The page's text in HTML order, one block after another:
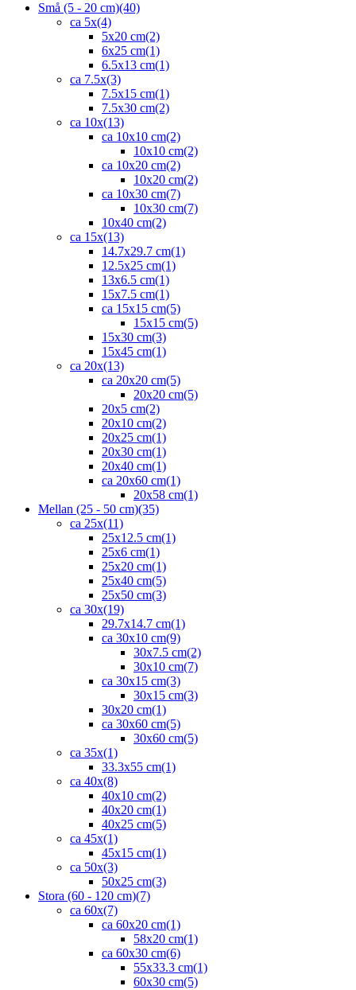
Små (5 - 20 cm)(40)
ca 5x(4)
5x20 cm(2)
6x25 cm(1)
6.5x13 cm(1)
ca 7.5x(3)
7.5x15 cm(1)
7.5x30 cm(2)
ca 10x(13)
ca 10x10 cm(2)
10x10 cm(2)
ca 10x20 cm(2)
10x20 cm(2)
ca 10x30 cm(7)
10x30 cm(7)
10x40 cm(2)
ca 15x(13)
14.7x29.7 cm(1)
12.5x25 cm(1)
13x6.5 cm(1)
15x7.5 cm(1)
ca 15x15 cm(5)
15x15 cm(5)
15x30 cm(3)
15x45 cm(1)
ca 20x(13)
ca 20x20 cm(5)
20x20 cm(5)
20x5 cm(2)
20x10 cm(2)
20x25 cm(1)
20x30 cm(1)
20x40 cm(1)
ca 20x60 cm(1)
20x58 cm(1)
Mellan (25 - 50 cm)(35)
ca 25x(11)
25x12.5 cm(1)
25x6 cm(1)
25x20 cm(1)
25x40 cm(5)
25x50 cm(3)
ca 30x(19)
29.7x14.7 cm(1)
ca 30x10 cm(9)
30x7.5 cm(2)
30x10 cm(7)
ca 30x15 cm(3)
30x15 cm(3)
30x20 cm(1)
ca 30x60 cm(5)
30x60 cm(5)
ca 35x(1)
33.3x55 cm(1)
ca 40x(8)
40x10 cm(2)
40x20 cm(1)
40x25 cm(5)
ca 45x(1)
45x15 cm(1)
ca 50x(3)
50x25 cm(3)
Stora (60 - 120 cm)(7)
ca 60x(7)
ca 60x20 cm(1)
58x20 cm(1)
ca 60x30 cm(6)
55x33.3 cm(1)
60x30 cm(5)